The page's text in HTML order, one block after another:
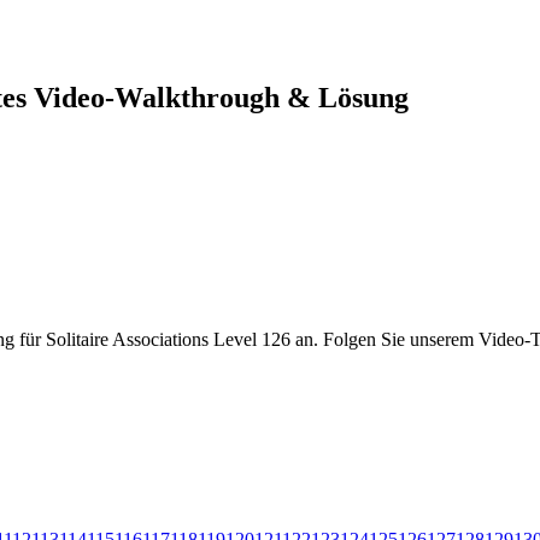
Video-Walkthrough & Lösung
für Solitaire Associations Level 126 an. Folgen Sie unserem